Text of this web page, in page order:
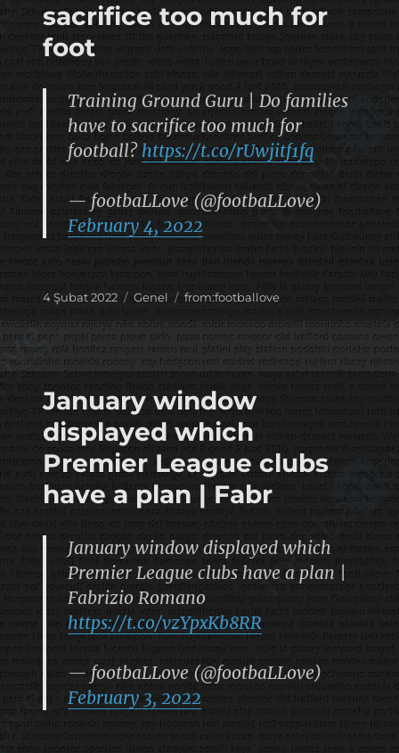
sacrifice too much for
foot
Training Ground Guru | Do families
have to sacrifice too much for
football? https://t.co/rUwjitf1fq
— footbaLLove (@footbaLLove)
February 4, 2022
Yayın
tarihi
4 Şubat 2022 Kategoriler
Genel Etiketler
from:footballove
January window
displayed which
Premier League clubs
have a plan | Fabr
January window displayed which
Premier League clubs have a plan |
Fabrizio Romano
https://t.co/vzYpxKb8RR
— footbaLLove (@footbaLLove)
February 3, 2022